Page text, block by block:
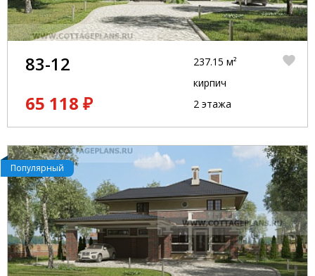
83-12
65 118 ₽
237.15 м²
кирпич
2 этажа
Популярный